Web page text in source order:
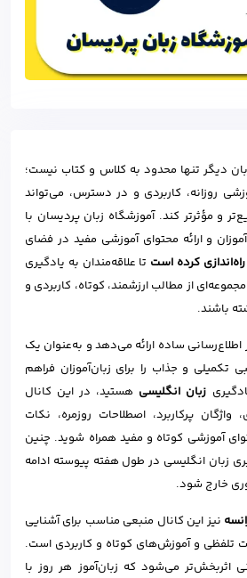
دیگر تنها محدود به کلاس و کتاب نیست؛
روزانه، کاربردی و در دسترس، می‌تواند
و مؤثرتر کند. آموزشگاه زبان پردیسان با
و ارائه محتوای آموزشی مفید در فضای
کرده است تا علاقه‌مندان به یادگیری
از مطالب ارزشمند، کوتاه، کاربردی و
باشند.
اطلاع‌رسانی ساده ارائه می‌دهد و به‌عنوان یک
تکمیلی و جذاب را برای زبان‌آموزان فراهم
زبان انگلیسی هستید، در این کانال
واژگان پرکاربرد، اصطلاحات روزمره، نکات
آموزشی کوتاه و مفید همراه شوید. چنین
زبان انگلیسی در طول هفته پیوسته ادامه
خارج شود.
نیز این کانال منبعی مناسب برای آشنایی
تلفظی و آموزش‌های کوتاه و کاربردی است.
اثربخش‌تر می‌شود که زبان‌آموز هر روز با